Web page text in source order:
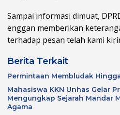
Sampai informasi dimuat,
enggan memberikan
terhadap pesan telah kami
Berita Terkait
Permintaan Membludak
Mahasiswa KKN Unhas Gelar
Mengungkap Sejarah Mandar
Agama